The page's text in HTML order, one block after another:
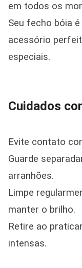
em todos os
Seu fecho bóia
acessório
especiais.
Cuidados
Evite contato
Guarde
arranhões.
Limpe
manter o brilho.
Retire ao
intensas.